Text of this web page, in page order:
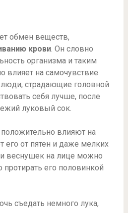
обмен веществ,
крови. Он словно
организма и таким
влияет на самочувствие
страдающие головной
себя лучше, после
луковый сок.
влияют на
его от пятен и даже мелких
веснушек на лице можно
протирать его половинкой